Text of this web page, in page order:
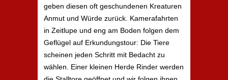
geben diesen oft geschundenen Kreaturen
Anmut und Würde zurück. Kamerafahrten
in Zeitlupe und eng am Boden folgen dem
Geflügel auf Erkundungstour: Die Tiere
scheinen jeden Schritt mit Bedacht zu
wählen. Einer kleinen Herde Rinder werden